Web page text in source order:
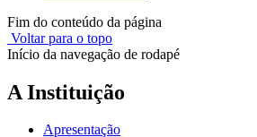
Fim do conteúdo da página
Voltar para o topo
Início da navegação de rodapé
A Instituição
Apresentação